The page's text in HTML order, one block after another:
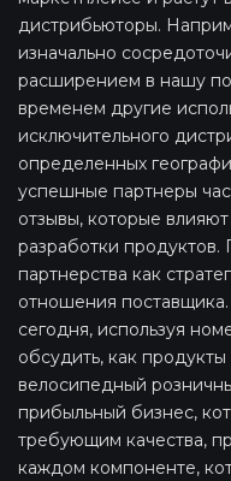
дистрибьюторы.
изначально
расширением в нашу
временем другие
исключительного
определенных
успешные партнеры
отзывы, которые
разработки
партнерства как
отношения
сегодня, используя
обсудить, как
велосипедный
прибыльный бизнес,
требующим качества,
каждом компоненте,